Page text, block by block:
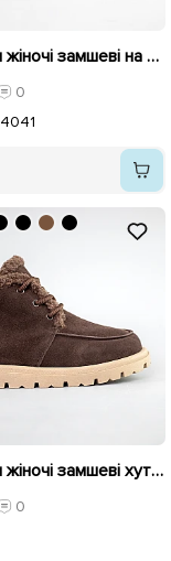
Черевики жіночі замшеві на хутрі 593447 Коричневі
0
4041
Черевики жіночі замшеві хутро 593396 Коричневі
0